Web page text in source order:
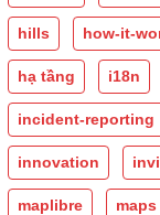
hills how-it-
hạ tầng i18n
incident-reporting
innovation
maplibre maps